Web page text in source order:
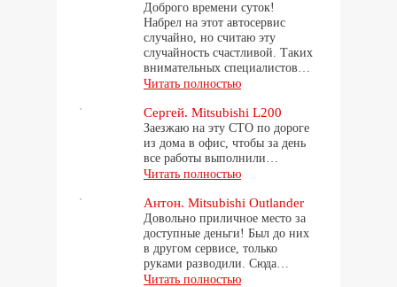
Доброго времени суток!
Набрел на этот автосервис
случайно, но считаю эту
случайность счастливой. Таких
внимательных специалистов…
Читать полностью
Сергей. Mitsubishi L200
Заезжаю на эту СТО по дороге
из дома в офис, чтобы за день
все работы выполнили…
Читать полностью
Антон. Mitsubishi Outlander
Довольно приличное место за
доступные деньги! Был до них
в другом сервисе, только
руками разводили. Сюда…
Читать полностью